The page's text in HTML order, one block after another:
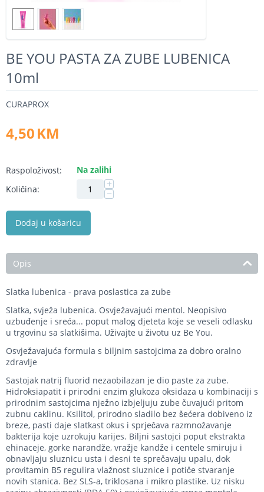
BE YOU PASTA ZA ZUBE LUBENICA
10ml
CURAPROX
4,50KM
Raspoloživost:
Na zalihi
Količina:
+
−
Dodaj u košaricu
Opis
Slatka lubenica - prava poslastica za zube
Slatka, svježa lubenica. Osvježavajući mentol. Neopisivo
uzbuđenje i sreća... poput malog djeteta koje se veseli odlasku
u trgovinu sa slatkišima. Uživajte u životu uz Be You.
Osvježavajuća formula s biljnim sastojcima za dobro oralno
zdravlje
Sastojak natrij fluorid nezaobilazan je dio paste za zube.
Hidroksiapatit i prirodni enzim glukoza oksidaza u kombinaciji s
prirodnim sastojcima nježno izbjeljuju zube čuvajući pritom
zubnu caklinu. Ksilitol, prirodno sladilo bez šećera dobiveno iz
breze, pasti daje slatkast okus i sprječava razmnožavanje
bakterija koje uzrokuju karijes. Biljni sastojci poput ekstrakta
ehinaceje, gorke narandže, vražje kandže i centele smiruju i
obnavljaju sluznicu usta i desni te sprečavaju upalu, dok
provitamin B5 regulira vlažnost sluznice i potiče stvaranje
novih stanica. Bez SLS-a, triklosana i mikro plastike. Uz nisku